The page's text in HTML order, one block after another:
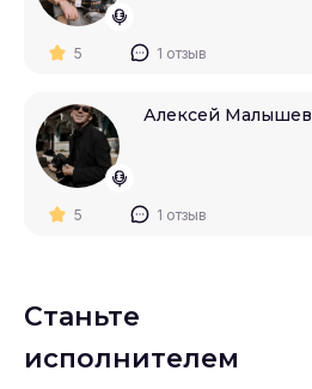
5 1 отзыв
Алексей Малышев
5 1 отзыв
Станьте
исполнителем